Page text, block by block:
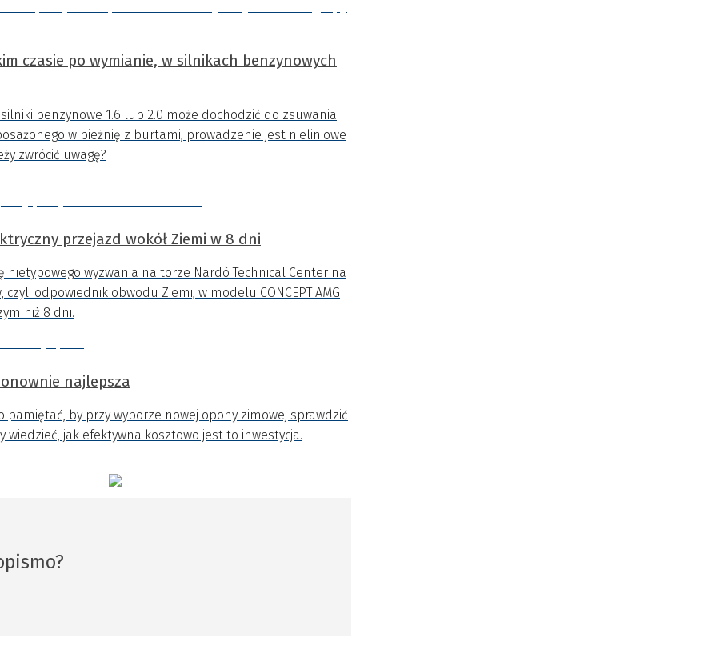
czasie po wymianie, w silnikach benzynowych
benzynowe 1.6 lub 2.0 może dochodzić do zsuwania
w bieżnię z burtami, prowadzenie jest nieliniowe
zwrócić uwagę?
przejazd wokół Ziemi w 8 dni
nietypowego wyzwania na torze Nardò Technical Center na
odpowiednik obwodu Ziemi, w modelu CONCEPT AMG
niż 8 dni.
najlepsza
by przy wyborze nowej opony zimowej sprawdzić
wiedzieć, jak efektywna kosztowo jest to inwestycja.